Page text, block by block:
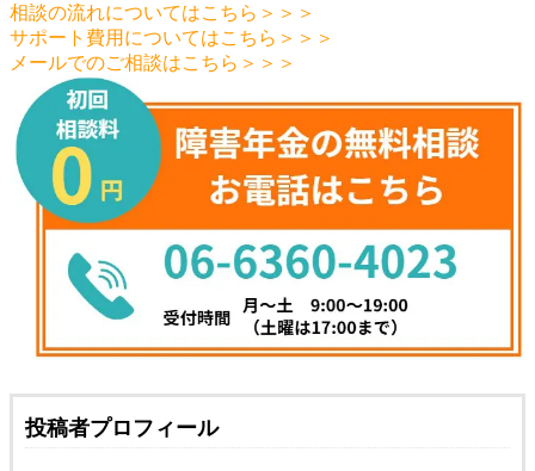
相談の流れについてはこちら＞＞＞
サポート費用についてはこちら＞＞＞
メールでのご相談はこちら＞＞＞
投稿者プロフィール